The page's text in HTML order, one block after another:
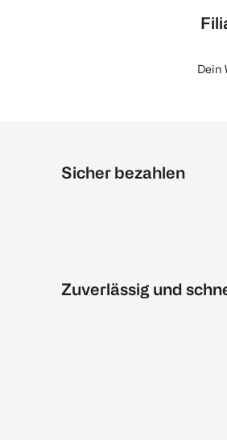
Dein
Sicher bezahlen
Zuverlässig und